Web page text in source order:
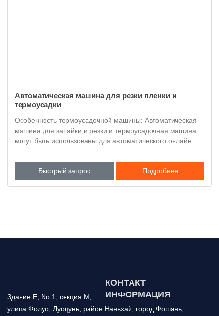
Автоматическая машина для резки пленки и
термоусадки
Особенность термоусадочной машины: Автоматическая
машина для запайки и резки и термоусадочная машина
могут быть использованы для автоматического онлайн
Быстрый запрос Подробнее
КОНТАКТ
ИНФОРМАЦИЯ
Здание E, No.1, секция M,
улица Фолуо, Луоцунь, район Наньхай, город Фошань,